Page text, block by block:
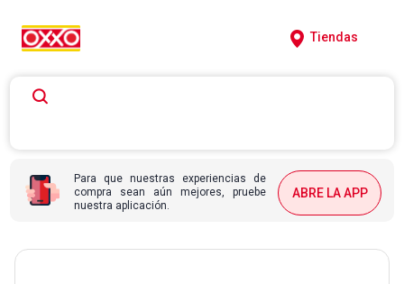
Tiendas
Para que nuestras experiencias de
compra sean aún mejores, pruebe
nuestra aplicación.
ABRE LA APP